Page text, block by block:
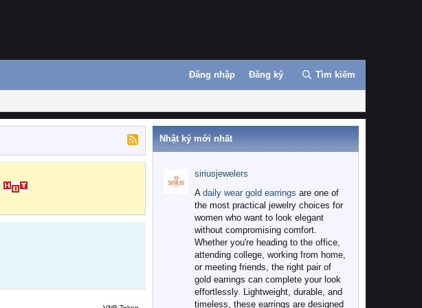
Đăng nhập Đăng ký Tìm kiếm
Nhật ký mới nhất
siriusjewelers
A daily wear gold earrings are one of
the most practical jewelry choices for
women who want to look elegant
without compromising comfort.
Whether you're heading to the office,
attending college, working from home,
or meeting friends, the right pair of
gold earrings can complete your look
effortlessly. Lightweight, durable, and
timeless, these earrings are designed